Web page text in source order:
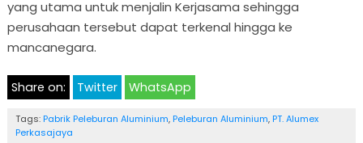
yang utama untuk menjalin Kerjasama sehingga
perusahaan tersebut dapat terkenal hingga ke
mancanegara.
Share on: Twitter WhatsApp
Tags: Pabrik Peleburan Aluminium, Peleburan Aluminium, PT. Alumex
Perkasajaya